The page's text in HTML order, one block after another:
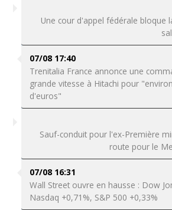
Une cour d'appel fédérale bloque
07/08 17:40
Trenitalia France annonce une
grande vitesse à Hitachi pour
d'euros"
Sauf-conduit pour l'ex-Première
route pour le
07/08 16:31
Wall Street ouvre en hausse : Dow
Nasdaq +0,71%, S&P 500 +0,33%